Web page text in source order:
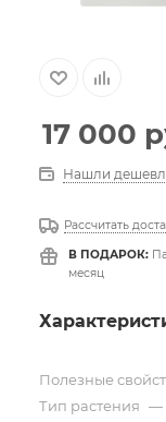
17 000
Нашли
Рассчитать
В ПОДАРОК:
месяц
Полезные
Тип растения —